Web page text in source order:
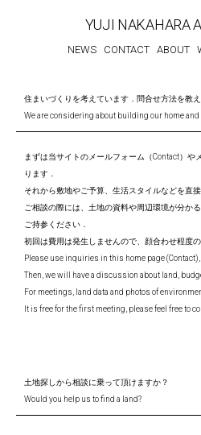
YUJI NAKAHARA
NEWS CONTACT ABOUT
住まいづくりを考えています．問合せ方法を教え
We are considering about building our home
まずは当サイトのメールフォーム（Contact）や
ります．
それから敷地やご予算、生活スタイルなどを直
ご相談の際には、土地の資料や周辺環境が分か
ご持参ください．
初回は費用は発生しませんので、顔合わせ程度
Please use inquiries in this home page (Contact),
Then, we will have a discussion about land,
For meetings, land data and photos of
It is free for the first meeting, please feel free to
土地探しから相談に乗って頂けますか？
Would you help us to find a land?